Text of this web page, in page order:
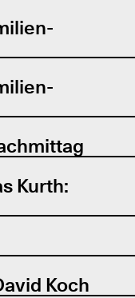
Kurth:
Koch